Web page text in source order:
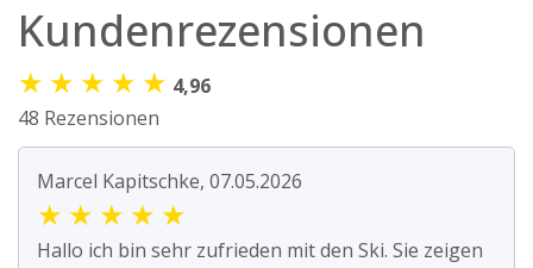
Kundenrezensionen
★ ★ ★ ★ ★ 4,96
48 Rezensionen
Marcel Kapitschke, 07.05.2026
★ ★ ★ ★ ★
Hallo ich bin sehr zufrieden mit den Ski. Sie zeigen